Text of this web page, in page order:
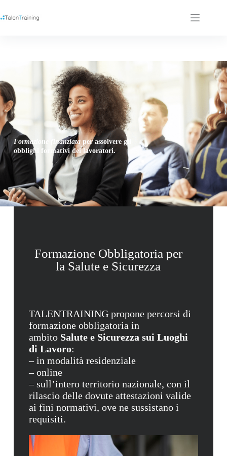
Formazione finanziataper assolvere gli
obblighi formativi dei lavoratori.
Formazione Obbligatoria per
la Salute e Sicurezza
TALENTRAINING propone percorsi di
formazione obbligatoria in
ambito Salute e Sicurezza sui Luoghi
di Lavoro:
– in modalità residenziale
– online
– sull’intero territorio nazionale, con il
rilascio delle dovute attestazioni valide
ai fini normativi, ove ne sussistano i
requisiti.